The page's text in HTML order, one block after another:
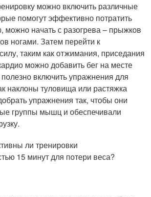
можно включить различные
помогут эффективно потратить
начать с разогрева – прыжков
ногами. Затем перейти к
таким как отжимания, приседания
можно добавить бег на месте
включить упражнения для
наклоны туловища или растяжка
упражнения так, чтобы они
группы мышц и обеспечивали
ли тренировки
15 минут для потери веса?